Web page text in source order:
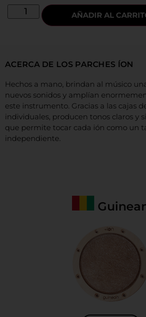
AÑADIR AL
ACERCA DE LOS PARCHES ÍON
Hechos a mano, brindan al músico
nuevos sonidos y amplían
este instrumento. Gracias a las cajas
individuales, producen tonos claros y
que permite tocar cada ión como un
independiente.